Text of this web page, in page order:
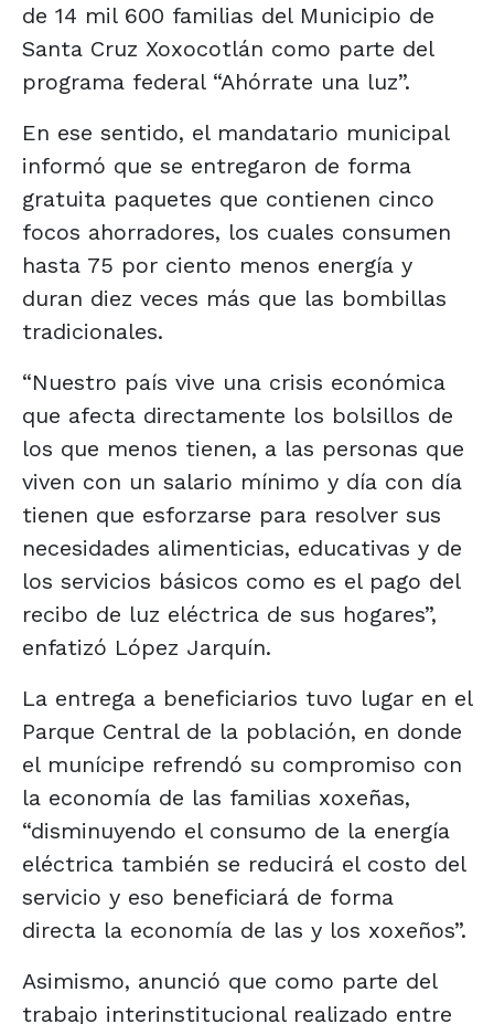
de 14 mil 600 familias del Municipio de
Santa Cruz Xoxocotlán como parte del
programa federal “Ahórrate una luz”.
En ese sentido, el mandatario municipal
informó que se entregaron de forma
gratuita paquetes que contienen cinco
focos ahorradores, los cuales consumen
hasta 75 por ciento menos energía y
duran diez veces más que las bombillas
tradicionales.
“Nuestro país vive una crisis económica
que afecta directamente los bolsillos de
los que menos tienen, a las personas que
viven con un salario mínimo y día con día
tienen que esforzarse para resolver sus
necesidades alimenticias, educativas y de
los servicios básicos como es el pago del
recibo de luz eléctrica de sus hogares”,
enfatizó López Jarquín.
La entrega a beneficiarios tuvo lugar en el
Parque Central de la población, en donde
el munícipe refrendó su compromiso con
la economía de las familias xoxeñas,
“disminuyendo el consumo de la energía
eléctrica también se reducirá el costo del
servicio y eso beneficiará de forma
directa la economía de las y los xoxeños”.
Asimismo, anunció que como parte del
trabajo interinstitucional realizado entre